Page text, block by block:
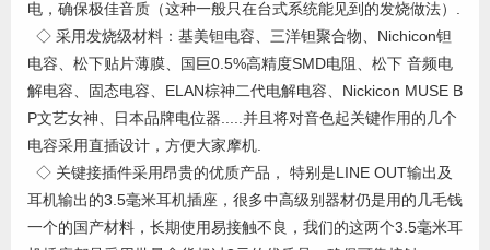
电，确保极佳音质（这种一般只在台式系统能见到的发烧做法）.
◇ 采用发烧级材料：基美钽电容、三洋钽聚合物、Nichicon钽
电容、松下贴片薄膜、国巨0.5%高精度SMD电阻、松下 音频电
解电容、固态电容、ELAN棕神二代电解电容、Nickicon MUSE B
P文艺女神、日本品牌电位器.....并且将对音色起关键作用的几个
电容采用直插设计，方便大家摩机.
◇ 关键接插件采用昂贵的优质产品， 特别是LINE OUT输出及
耳机输出的3.5毫米耳机插座，很多中高级别器材仍是用的几毛钱
一个的国产材料，长期使用易接触不良，我们的这两个3.5毫米耳